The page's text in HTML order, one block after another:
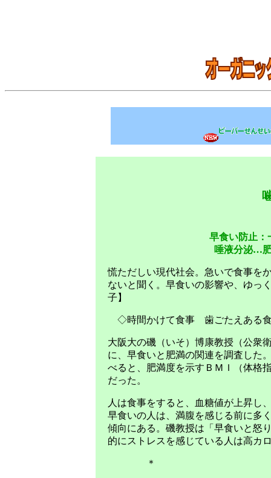
早食い防止
唾液分泌…
慌ただしい現代社会。急いで食事を
ないと聞く。早食いの影響や、ゆっ
子】
◇時間かけて食事 歯ごたえある
大阪大の磯（いそ）博康教授（公衆
に、早食いと肥満の関連を調査した
べると、肥満度を示すＢＭＩ（体格
だった。
人は食事をすると、血糖値が上昇し
早食いの人は、満腹を感じる前に多
傾向にある。磯教授は「早食いと怒
的にストレスを感じている人は高カ
＊